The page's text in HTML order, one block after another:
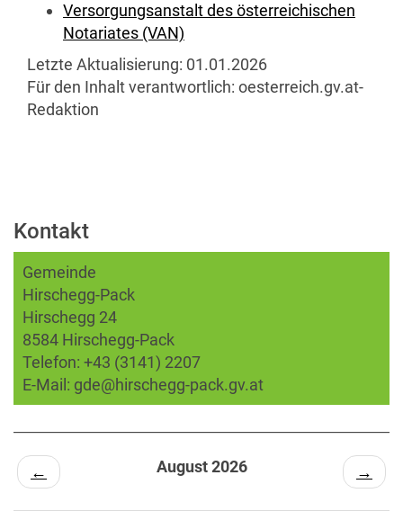
Versorgungsanstalt des österreichischen
Notariates (VAN)
Letzte Aktualisierung: 01.01.2026
Für den Inhalt verantwortlich: oesterreich.gv.at-
Redaktion
Kontakt
Gemeinde
Hirschegg-Pack
Hirschegg 24
8584 Hirschegg-Pack
Telefon: +43 (3141) 2207
E-Mail: gde@hirschegg-pack.gv.at
← August 2026 →